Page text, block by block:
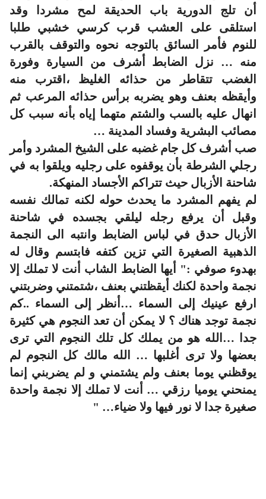
أن تلج الدورية باب الحديقة لمح مشردا وقد
استلقى على العشب قرب كرسي خشبي طلبا
للنوم فأمر السائق بالتوجه نحوه والتوقف بالقرب
منه … نزل الضابط أشرف من السيارة وفورة
الغضب تتقاطر من حذائه الغليظ ،اقترب منه
وأيقظه بعنف وهو يضربه برأس حذائه المرعب ثم
انهال عليه بالسب والشتم متهما إياه بأنه سبب كل
مصائب البشرية وفساد المدينة …
صب أشرف كل جام غضبه على الشيخ المشرد وأمر
رجلي الشرطة بأن يوقفوه على رجليه ويلقوا به في
شاحنة الأزبال حيث تتراكم الأجساد المنهكة.
لم يفهم المشرد ما يحدث حوله لكنه تمالك نفسه
وقبل أن يرفع رجله ليلقي بجسده في شاحنة
الأزبال حدق في لباس الضابط وانتبه الى النجمة
الذهبية الصغيرة التي تزين كتفه فابتسم وقال له
بهدوء صوفي :" أيها الضابط الشاب أنت لا تملك إلا
نجمة واحدة لكنك أيقظتني بعنف ،شتمتني وضربتني
ارفع عينيك إلى السماء …أنظر إلى السماء ..كم
نجمة توجد هناك ؟ لا يمكن أن تعد النجوم هي كثيرة
جدا …الله هو من يملك كل تلك النجوم التي ترى
بعضها ولا ترى أغلبها … الله مالك كل النجوم لم
يوقظني يوما بعنف ولم يشتمني و لم يضربني إنما
يمنحني يوميا رزقي … أنت لا تملك إلا نجمة واحدة
صغيرة جدا لا نور فيها ولا ضياء… "